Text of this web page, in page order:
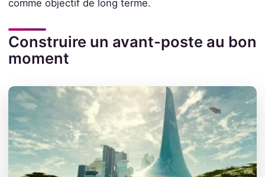
comme objectif de long terme.
Construire un avant-poste au bon
moment